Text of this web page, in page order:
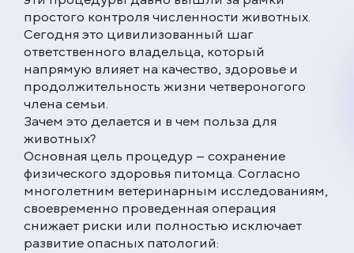
простого контроля численности животных.
Сегодня это цивилизованный шаг
ответственного владельца, который
напрямую влияет на качество, здоровье и
продолжительность жизни четвероногого
члена семьи.
Зачем это делается и в чем польза для
животных?
Основная цель процедур — сохранение
физического здоровья питомца. Согласно
многолетним ветеринарным исследованиям,
своевременно проведенная операция
снижает риски или полностью исключает
развитие опасных патологий: